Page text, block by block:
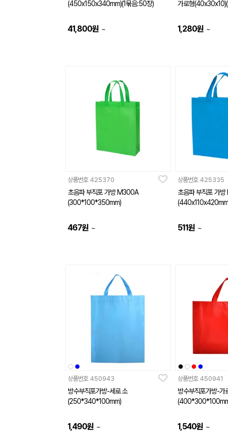
(450x150x340mm)(1묶음:50장)
41,800원 ~
가로형
1,280원 ~
상품번호 425370
초음파 부직포 가방 M300A
(300*100*350mm)
467원 ~
상품번호 425335
초음파 부직포 가
511원 ~
상품번호 450943
방수부직포가방-세로 소
(250*340*100mm)
1,490원 ~
상품번호 450941
방수부직포가방-가
1,540원 ~